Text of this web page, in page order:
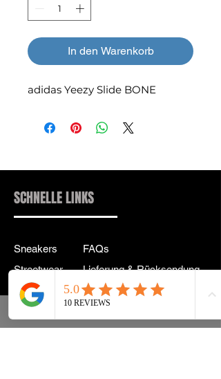
In den Warenkorb
adidas Yeezy Slide BONE
SCHNELLE LINKS
Sneakers
Streetwear
Zubehör
Instagram
FAQs
Lieferung & Rücksendung
Datenschutz
Geschäftsbedingungen